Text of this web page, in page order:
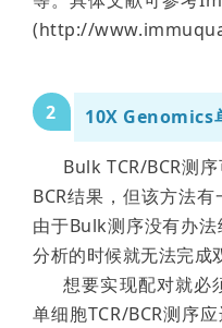
(http://
2 10X Genomics
Bulk TCR/BCR测
BCR结果，但该方法有
由于Bulk测序没有办
分析的时候就无法完成
想要实现配对就必
单细胞TCR/BCR测序